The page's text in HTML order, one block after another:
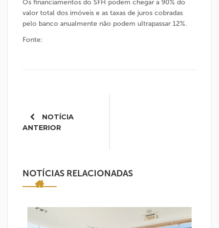
Os financiamentos do SFH podem chegar a 90% do
valor total dos imóveis e as taxas de juros cobradas
pelo banco anualmente não podem ultrapassar 12%.
Fonte:
NOTÍCIA
ANTERIOR
NOTÍCIAS RELACIONADAS